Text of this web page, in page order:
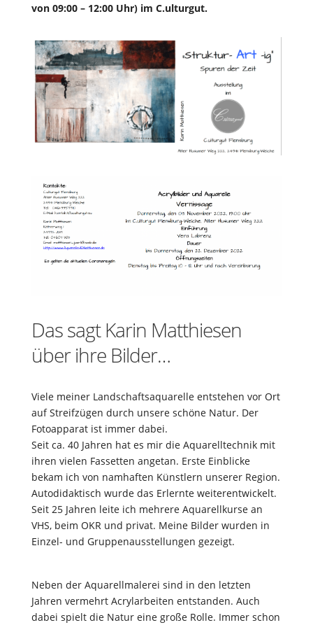
von 09:00 – 12:00 Uhr) im C.ulturgut.
Das sagt Karin Matthiesen
über ihre Bilder…
Viele meiner Landschaftsaquarelle entstehen vor Ort
auf Streifzügen durch unsere schöne Natur. Der
Fotoapparat ist immer dabei.
Seit ca. 40 Jahren hat es mir die Aquarelltechnik mit
ihren vielen Fassetten angetan. Erste Einblicke
bekam ich von namhaften Künstlern unserer Region.
Autodidaktisch wurde das Erlernte weiterentwickelt.
Seit 25 Jahren leite ich mehrere Aquarellkurse an
VHS, beim OKR und privat. Meine Bilder wurden in
Einzel- und Gruppenausstellungen gezeigt.
Neben der Aquarellmalerei sind in den letzten
Jahren vermehrt Acrylarbeiten entstanden. Auch
dabei spielt die Natur eine große Rolle. Immer schon